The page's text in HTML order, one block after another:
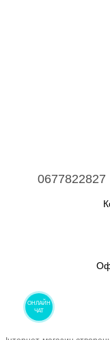
0677822827
ОНЛАЙН
ЧАТ